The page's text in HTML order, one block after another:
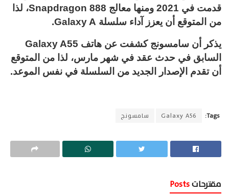
قدمت في 2021 ومنها معالج Snapdragon 888، لذا
من المتوقع أن يعزز آداء سلسلة Galaxy A.
يذكر أن سامسونج كشفت عن هاتف Galaxy A55
السابق في حدث عقد في شهر مارس، لذا من المتوقع
أن تقدم الإصدار الجديد من السلسلة في نفس الموعد.
Tags:
Galaxy A56 سامسونج
مقترحات